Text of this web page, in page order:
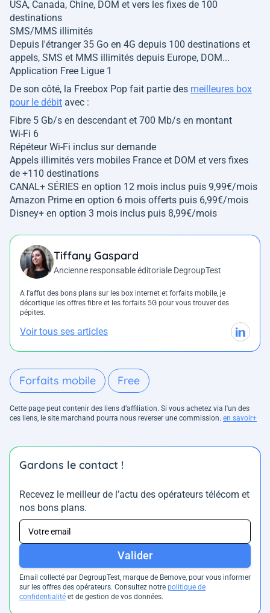
USA, Canada, Chine, DOM et vers les fixes de 100
destinations
SMS/MMS illimités
Depuis l'étranger 35 Go en 4G depuis 100 destinations et
appels, SMS et MMS illimités depuis Europe, DOM...
Application Free Ligue 1
De son côté, la Freebox Pop fait partie des meilleures box
pour le débit avec :
Fibre 5 Gb/s en descendant et 700 Mb/s en montant
Wi-Fi 6
Répéteur Wi-Fi inclus sur demande
Appels illimités vers mobiles France et DOM et vers fixes
de +110 destinations
CANAL+ SÉRIES en option 12 mois inclus puis 9,99€/mois
Amazon Prime en option 6 mois offerts puis 6,99€/mois
Disney+ en option 3 mois inclus puis 8,99€/mois
Tiffany Gaspard
Ancienne responsable éditoriale DegroupTest
A l'affut des bons plans sur les box internet et forfaits mobile, je
décortique les offres fibre et les forfaits 5G pour vous trouver des
pépites.
Voir tous ses articles
Forfaits mobile Free
Cette page peut contenir des liens d’affiliation. Si vous achetez via l'un des
ces liens, le site marchand pourra nous reverser une commission. en savoir+
Gardons le contact !
Recevez le meilleur de l’actu des opérateurs télécom et
nos bons plans.
Valider
Email collecté par DegroupTest, marque de Bemove, pour vous informer
sur les offres des opérateurs. Consultez notre politique de
confidentialité et de gestion de vos données.